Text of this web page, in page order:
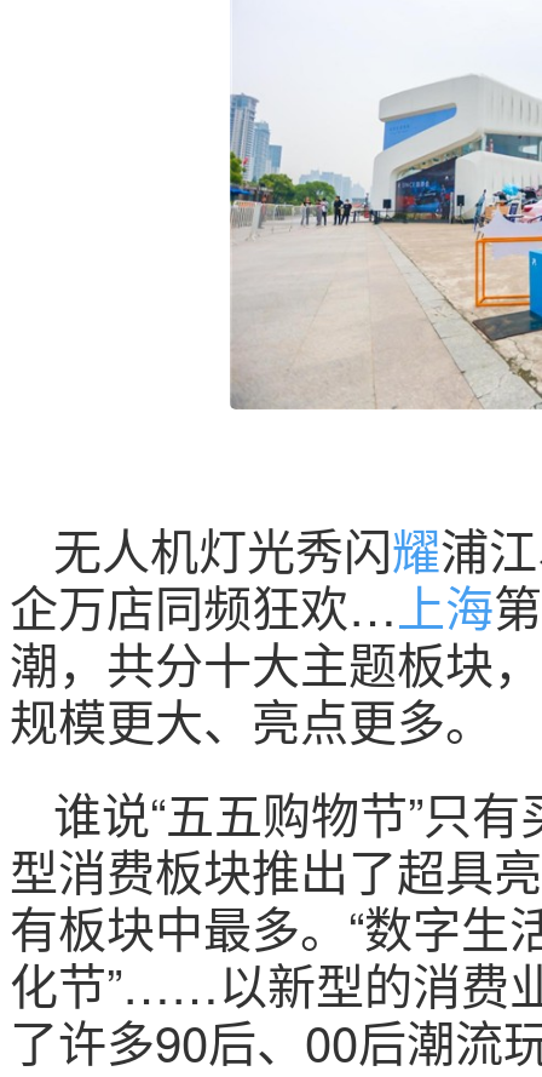
无人机灯光秀闪耀浦
企万店同频狂欢…上海
潮，共分十大主题板块
规模更大、亮点更多。
谁说“五五购物节”只
型消费板块推出了超具
有板块中最多。“数字生
化节”……以新型的消费
了许多90后、00后潮流